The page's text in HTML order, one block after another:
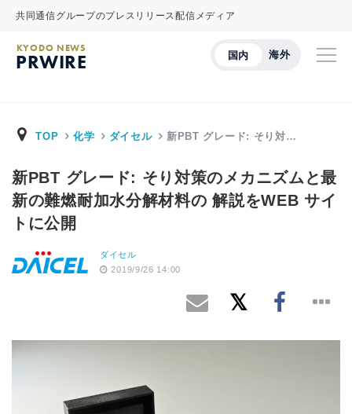
共同通信グループのプレスリリース配信メディア
国内 海外
KYODO NEWS
PRWIRE
TOP 化学 ダイセル 新PBT グレード: そり対…
新PBT グレード: そり対策のメカニズムと最
新の難燃耐加水分解材料の 解説をWEB サイ
トに公開
ダイセル
2019/9/26 14:00